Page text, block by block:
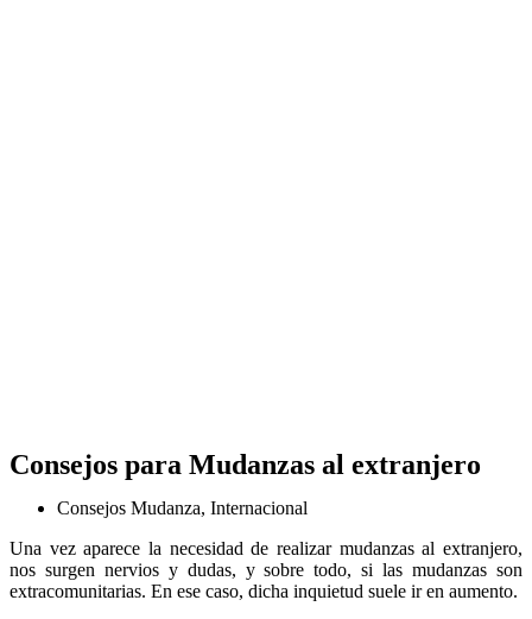
Consejos para Mudanzas al extranjero
Consejos Mudanza, Internacional
Una vez aparece la necesidad de realizar mudanzas al extranjero,
nos surgen nervios y dudas, y sobre todo, si las mudanzas son
extracomunitarias. En ese caso, dicha inquietud suele ir en aumento.